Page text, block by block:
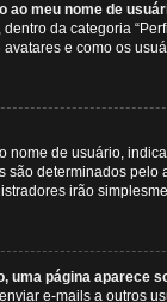
ao meu nome de
da categoria
e como os
nome de usuário,
são determinados
irão
uma página aparece
e-mails a outros